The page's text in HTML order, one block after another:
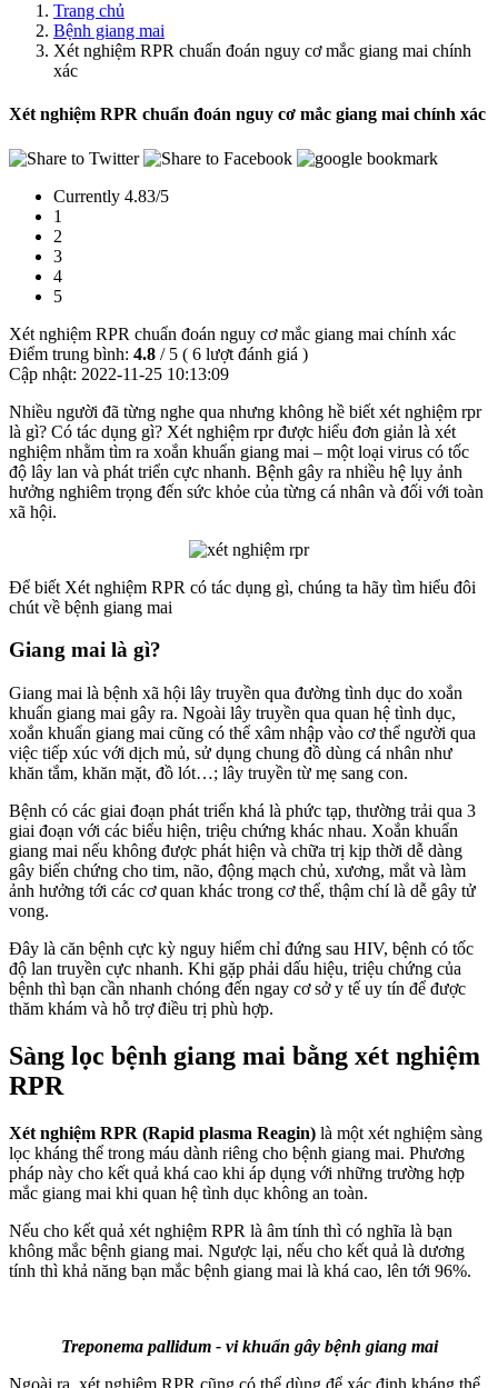
Trang chủ
Bệnh giang mai
Xét nghiệm RPR chuẩn đoán nguy cơ mắc giang mai chính
xác
Xét nghiệm RPR chuẩn đoán nguy cơ mắc giang mai chính xác
Currently 4.83/5
1
2
3
4
5
Xét nghiệm RPR chuẩn đoán nguy cơ mắc giang mai chính xác
Điểm trung bình: 4.8 / 5 ( 6 lượt đánh giá )
Cập nhật: 2022-11-25 10:13:09
Nhiều người đã từng nghe qua nhưng không hề biết xét nghiệm rpr
là gì? Có tác dụng gì? Xét nghiệm rpr được hiểu đơn giản là xét
nghiệm nhằm tìm ra xoắn khuẩn giang mai – một loại virus có tốc
độ lây lan và phát triển cực nhanh. Bệnh gây ra nhiều hệ lụy ảnh
hưởng nghiêm trọng đến sức khỏe của từng cá nhân và đối với toàn
xã hội.
Để biết Xét nghiệm RPR có tác dụng gì, chúng ta hãy tìm hiểu đôi
chút về bệnh giang mai
Giang mai là gì?
Giang mai là bệnh xã hội lây truyền qua đường tình dục do xoắn
khuẩn giang mai gây ra. Ngoài lây truyền qua quan hệ tình dục,
xoắn khuẩn giang mai cũng có thể xâm nhập vào cơ thể người qua
việc tiếp xúc với dịch mủ, sử dụng chung đồ dùng cá nhân như
khăn tắm, khăn mặt, đồ lót…; lây truyền từ mẹ sang con.
Bệnh có các giai đoạn phát triển khá là phức tạp, thường trải qua 3
giai đoạn với các biểu hiện, triệu chứng khác nhau. Xoắn khuẩn
giang mai nếu không được phát hiện và chữa trị kịp thời dễ dàng
gây biến chứng cho tim, não, động mạch chủ, xương, mắt và làm
ảnh hưởng tới các cơ quan khác trong cơ thể, thậm chí là dễ gây tử
vong.
Đây là căn bệnh cực kỳ nguy hiểm chỉ đứng sau HIV, bệnh có tốc
độ lan truyền cực nhanh. Khi gặp phải dấu hiệu, triệu chứng của
bệnh thì bạn cần nhanh chóng đến ngay cơ sở y tế uy tín để được
thăm khám và hỗ trợ điều trị phù hợp.
Sàng lọc bệnh giang mai bằng xét nghiệm
RPR
Xét nghiệm RPR (Rapid plasma Reagin) là một xét nghiệm sàng
lọc kháng thể trong máu dành riêng cho bệnh giang mai. Phương
pháp này cho kết quả khá cao khi áp dụng với những trường hợp
mắc giang mai khi quan hệ tình dục không an toàn.
Nếu cho kết quả xét nghiệm RPR là âm tính thì có nghĩa là bạn
không mắc bệnh giang mai. Ngược lại, nếu cho kết quả là dương
tính thì khả năng bạn mắc bệnh giang mai là khá cao, lên tới 96%.
Treponema pallidum - vi khuẩn gây bệnh giang mai
Ngoài ra, xét nghiệm RPR cũng có thể dùng để xác định kháng thể